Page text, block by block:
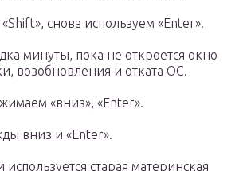
снова используем «Enter».
минуты, пока не откроется окно
возобновления и отката ОС.
«вниз», «Enter».
вниз и «Enter».
используется старая материнская